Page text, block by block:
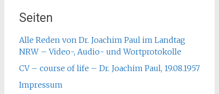
Seiten
Alle Reden von Dr. Joachim Paul im Landtag
NRW – Video-, Audio- und Wortprotokolle
CV – course of life – Dr. Joachim Paul, 19.08.1957
Impressum